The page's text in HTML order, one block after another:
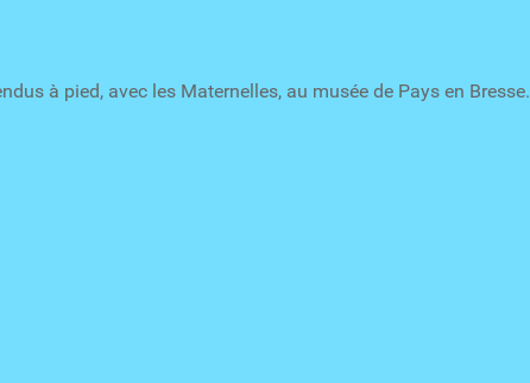
à pied, avec les Maternelles, au musée de Pays en Bresse.